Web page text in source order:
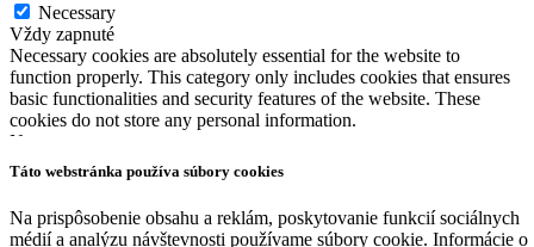
Táto webstránka používa súbory cookies
Na prispôsobenie obsahu a reklám, poskytovanie funkcií sociálnych
médií a analýzu návštevnosti používame súbory cookie. Informácie o
Necessary
Vždy zapnuté
Necessary cookies are absolutely essential for the website to
function properly. This category only includes cookies that ensures
basic functionalities and security features of the website. These
cookies do not store any personal information.
Non-necessary
Non-necessary
Any cookies that may not be particularly necessary for the website
to function and is used specifically to collect user personal data via
analytics, ads, other embedded contents are termed as non-necessary